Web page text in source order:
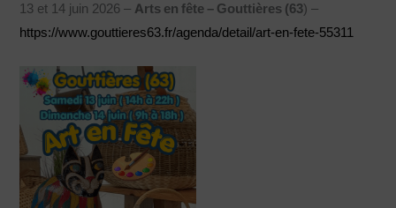
13 et 14 juin 2026 – Arts en fête – Gouttières (63) –
https://www.gouttieres63.fr/agenda/detail/art-en-fete-55311